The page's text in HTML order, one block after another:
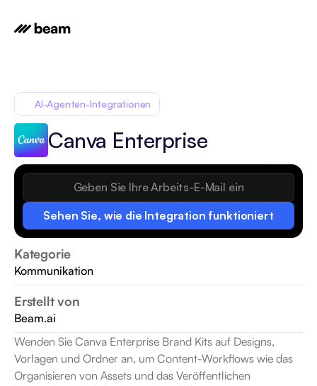
Sehen Sie, wie die Integration funktioniert
Kategorie
Kommunikation
Erstellt von
Beam.ai
AI-Agenten-Integrationen
Canva Enterprise
Wenden Sie Canva Enterprise Brand Kits auf Designs,
Vorlagen und Ordner an, um Content-Workflows wie das
Organisieren von Assets und das Veröffentlichen